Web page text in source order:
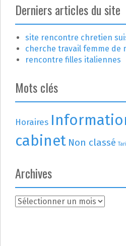
Derniers articles du site
site rencontre chretien
cherche travail femme de
rencontre filles italiennes
Mots clés
Horaires
cabinet Non classé
Archives
A